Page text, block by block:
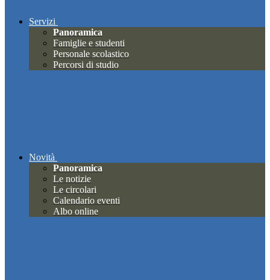
Servizi
Panoramica
Famiglie e studenti
Personale scolastico
Percorsi di studio
Novità
Panoramica
Le notizie
Le circolari
Calendario eventi
Albo online